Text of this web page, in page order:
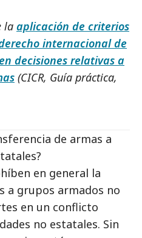
la aplicación de criterios
internacional de
decisiones relativas a
(CICR, Guía práctica,
de armas a
en general la
a grupos armados no
en un conflicto
no estatales. Sin